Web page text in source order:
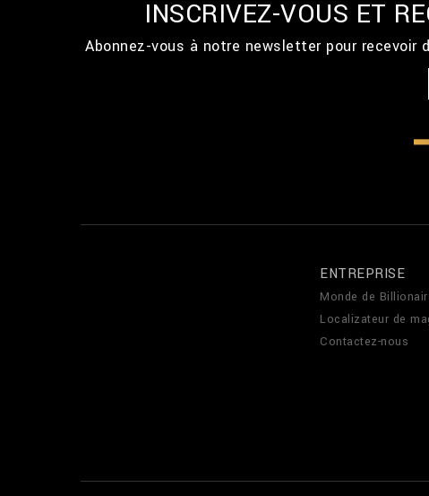
INSCRIVEZ-VOUS ET
Abonnez-vous à notre newsletter pour recevoir
ENTREPRISE
Monde de
Localizateur de
Contactez-nous